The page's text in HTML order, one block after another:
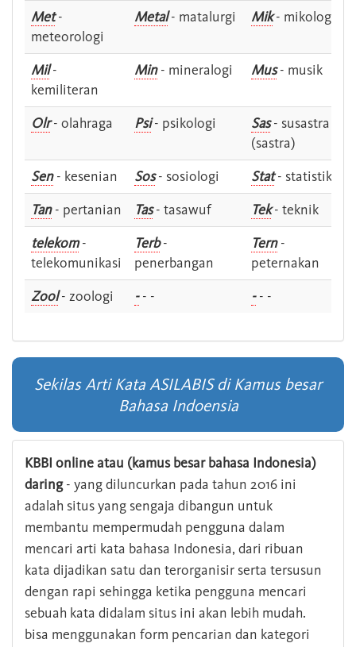
Met-
meteorologi
Metal- matalurgi Mik- mikologi
Mil-
kemiliteran
Min- mineralogi Mus- musik
Olr- olahraga Psi- psikologi Sas- susastra -
(sastra)
Sen- kesenian Sos- sosiologi Stat- statistik
Tan- pertanian Tas- tasawuf Tek- teknik
telekom-
telekomunikasi
Terb-
penerbangan
Tern-
peternakan
Zool- zoologi -- - -- -
Sekilas Arti Kata ASILABIS di Kamus besar
Bahasa Indoensia
KBBI online atau (kamus besar bahasa Indonesia)
daring- yang diluncurkan pada tahun 2016 ini
adalah situs yang sengaja dibangun untuk
membantu mempermudah pengguna dalam
mencari arti kata bahasa Indonesia, dari ribuan
kata dijadikan satu dan terorganisir serta tersusun
dengan rapi sehingga ketika pengguna mencari
sebuah kata didalam situs ini akan lebih mudah.
bisa menggunakan form pencarian dan kategori